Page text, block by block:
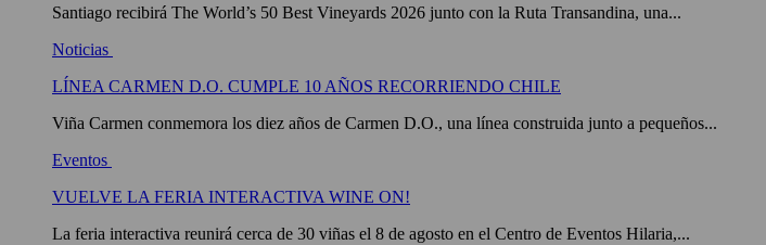
Santiago recibirá The World’s 50 Best Vineyards 2026 junto con la Ruta Transandina, una...
Noticias
LÍNEA CARMEN D.O. CUMPLE 10 AÑOS RECORRIENDO CHILE
Viña Carmen conmemora los diez años de Carmen D.O., una línea construida junto a pequeños...
Eventos
VUELVE LA FERIA INTERACTIVA WINE ON!
La feria interactiva reunirá cerca de 30 viñas el 8 de agosto en el Centro de Eventos Hilaria,...